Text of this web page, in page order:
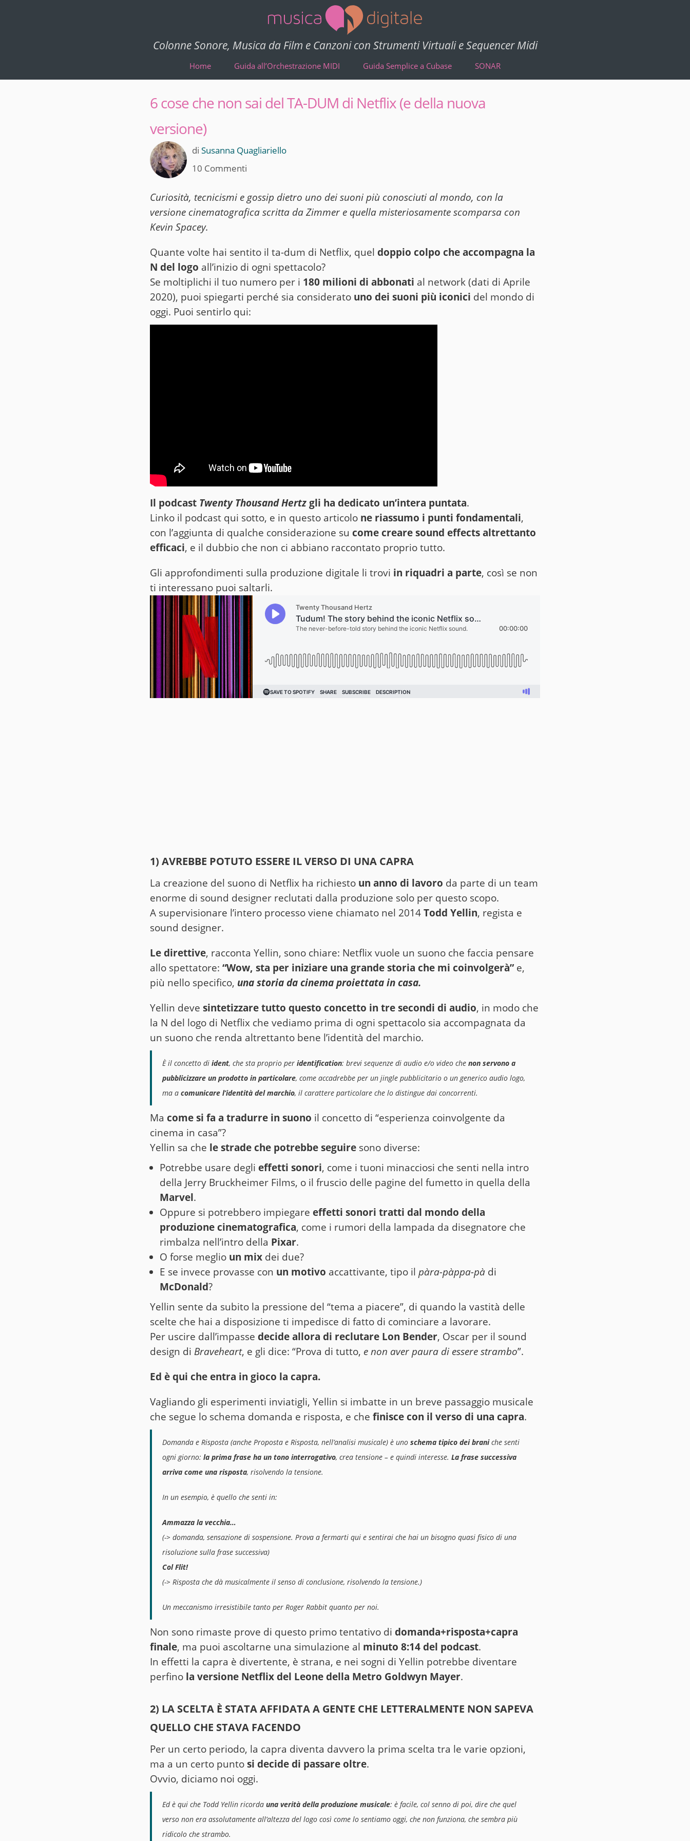
Colonne Sonore, Musica da Film e Canzoni con Strumenti Virtuali e Sequencer Midi
Home Guida all’Orchestrazione MIDI Guida Semplice a Cubase SONAR
6 cose che non sai del TA-DUM di Netflix (e della nuova
versione)
di Susanna Quagliariello
10 Commenti
Curiosità, tecnicismi e gossip dietro uno dei suoni più conosciuti al mondo, con la
versione cinematografica scritta da Zimmer e quella misteriosamente scomparsa con
Kevin Spacey.
Quante volte hai sentito il ta-dum di Netflix, quel doppio colpo che accompagna la
N del logo all’inizio di ogni spettacolo?
Se moltiplichi il tuo numero per i 180 milioni di abbonati al network (dati di Aprile
2020), puoi spiegarti perché sia considerato uno dei suoni più iconici del mondo di
oggi. Puoi sentirlo qui:
Il podcast Twenty Thousand Hertzgli ha dedicato un’intera puntata.
Linko il podcast qui sotto, e in questo articolo ne riassumo i punti fondamentali,
con l’aggiunta di qualche considerazione su come creare sound effects altrettanto
efficaci, e il dubbio che non ci abbiano raccontato proprio tutto.
Gli approfondimenti sulla produzione digitale li trovi in riquadri a parte, così se non
ti interessano puoi saltarli.
1) AVREBBE POTUTO ESSERE IL VERSO DI UNA CAPRA
La creazione del suono di Netflix ha richiesto un anno di lavoro da parte di un team
enorme di sound designer reclutati dalla produzione solo per questo scopo.
A supervisionare l’intero processo viene chiamato nel 2014Todd Yellin, regista e
sound designer.
Le direttive, racconta Yellin, sono chiare: Netflix vuole un suono che faccia pensare
allo spettatore: “Wow, sta per iniziare una grande storia che mi coinvolgerà”e,
più nello specifico, una storia da cinema proiettata in casa.
Yellin deve sintetizzare tutto questo concetto in tre secondi di audio, in modo che
la N del logo di Netflix che vediamo prima di ogni spettacolo sia accompagnata da
un suono che renda altrettanto bene l’identità del marchio.
È il concetto di ident, che sta proprio per identification: brevi sequenze di audio e/o video che non servono a
pubblicizzare un prodotto in particolare, come accadrebbe per un jingle pubblicitario o un generico audio logo,
ma a comunicare l’identità del marchio, il carattere particolare che lo distingue dai concorrenti.
Ma come si fa a tradurre in suono il concetto di “esperienza coinvolgente da
cinema in casa”?
Yellin sa che le strade che potrebbe seguire sono diverse:
Potrebbe usare degli effetti sonori, come i tuoni minacciosi che senti nella intro
della Jerry Bruckheimer Films, o il fruscio delle pagine del fumetto in quella della
Marvel.
Oppure si potrebbero impiegare effetti sonori tratti dal mondo della
produzione cinematografica, come i rumori della lampada da disegnatore che
rimbalza nell’intro della Pixar.
O forse meglio un mix dei due?
E se invece provasse con un motivo accattivante, tipo il pàra-pàppa-pà di
McDonald?
Yellin sente da subito la pressione del “tema a piacere”, di quando la vastità delle
scelte che hai a disposizione ti impedisce di fatto di cominciare a lavorare.
Per uscire dall’impasse decide allora di reclutare Lon Bender, Oscar per il sound
design di Braveheart, e gli dice: “Prova di tutto, e non aver paura di essere strambo”.
Ed è qui che entra in gioco la capra.
Vagliando gli esperimenti inviatigli, Yellin si imbatte in un breve passaggio musicale
che segue lo schema domanda e risposta, e che finisce con il verso di una capra.
Domanda e Risposta (anche Proposta e Risposta, nell’analisi musicale) è uno schema tipico dei braniche senti
ogni giorno: la prima frase ha un tono interrogativo, crea tensione – e quindi interesse. La frase successiva
arriva come una risposta, risolvendo la tensione.
In un esempio, è quello che senti in:
Ammazza la vecchia…
(-> domanda, sensazione di sospensione. Prova a fermarti qui e sentirai che hai un bisogno quasi fisico di una
risoluzione sulla frase successiva)
Col Flit!
(-> Risposta che dà musicalmente il senso di conclusione, risolvendo la tensione.)
Un meccanismo irresistibile tanto per Roger Rabbit quanto per noi.
Non sono rimaste prove di questo primo tentativo di domanda+risposta+capra
finale, ma puoi ascoltarne una simulazione al minuto 8:14 del podcast.
In effetti la capra è divertente, è strana, e nei sogni di Yellin potrebbe diventare
perfino la versione Netflix del Leone della Metro Goldwyn Mayer.
2) LA SCELTA È STATA AFFIDATA A GENTE CHE LETTERALMENTE NON SAPEVA
QUELLO CHE STAVA FACENDO
Per un certo periodo, la capra diventa davvero la prima scelta tra le varie opzioni,
ma a un certo puntosi decide di passare oltre.
Ovvio, diciamo noi oggi.
Ed è qui che Todd Yellin ricorda una verità della produzione musicale: è facile, col senno di poi, dire che quel
verso non era assolutamente all’altezza del logo così come lo sentiamo oggi, che non funziona, che sembra più
ridicolo che strambo.